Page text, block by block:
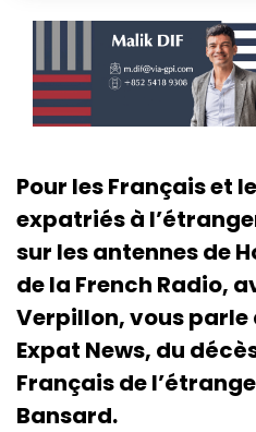
Pour les Français et
expatriés à
sur les antennes de
de la French Radio,
Verpillon, vous parle
Expat News, du
Français de
Bansard.